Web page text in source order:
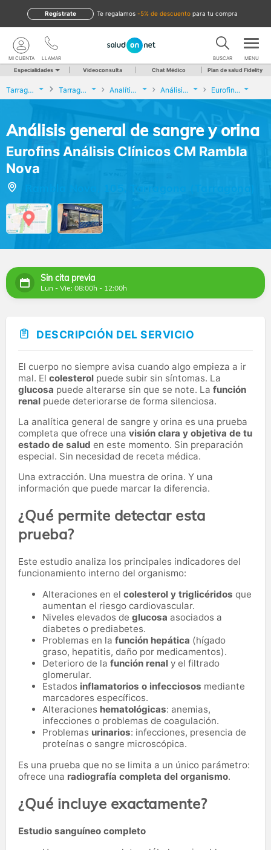
te regalamos -5% de descuento para tu compra
Regístrate
LLAMAR
MI CUENTA BUSCAR MENU
Especialidades Videoconsulta Chat Médico Plan de salud Fidelity
Tarragona Tarragona Analíticas y Genética Análisis general de sangre y orina Eurofins Análisis Clínicos CM Rambla Nova
Análisis general de sangre y orina
Eurofins Análisis Clínicos CM Rambla
Nova
Rambla Nova, 105, Tarragona (Tarragona)
Sin cita previa
Lun - Vie: 08:00h - 12:00h
DESCRIPCIÓN DEL SERVICIO
El cuerpo no siempre avisa cuando algo empieza a ir
mal. El colesterol puede subir sin síntomas. La
glucosa puede alterarse sin que se note. La función
renal puede deteriorarse de forma silenciosa.
La analítica general de sangre y orina es una prueba
completa que ofrece una visión clara y objetiva de tu
estado de salud en este momento. Sin preparación
especial. Sin necesidad de receta médica.
Una extracción. Una muestra de orina. Y una
información que puede marcar la diferencia.
¿Qué permite detectar esta
prueba?
Este estudio analiza los principales indicadores del
funcionamiento interno del organismo:
Alteraciones en el colesterol y triglicéridos que
aumentan el riesgo cardiovascular.
Niveles elevados de glucosa asociados a
diabetes o prediabetes.
Problemas en la función hepática (hígado
graso, hepatitis, daño por medicamentos).
Deterioro de la función renal y el filtrado
glomerular.
Estados inflamatorios o infecciosos mediante
marcadores específicos.
Alteraciones hematológicas: anemias,
infecciones o problemas de coagulación.
Problemas urinarios: infecciones, presencia de
proteínas o sangre microscópica.
Es una prueba que no se limita a un único parámetro:
ofrece una radiografía completa del organismo.
¿Qué incluye exactamente?
Estudio sanguíneo completo